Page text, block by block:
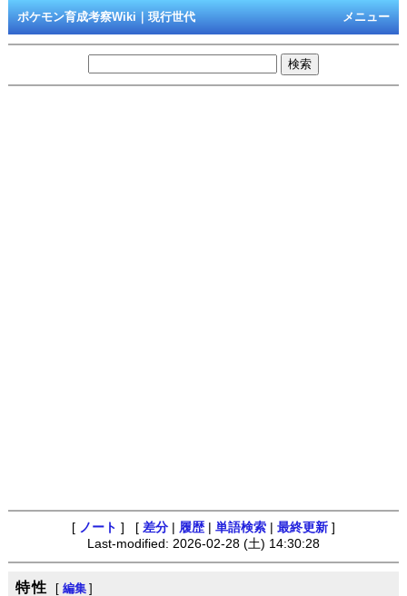
メニュー
ポケモン育成考察Wiki｜現行世代
[ ノート ] [ 差分 履歴 単語検索 最終更新 ]
Last-modified: 2026-02-28 (土) 14:30:28
特性 [ 編集 ]